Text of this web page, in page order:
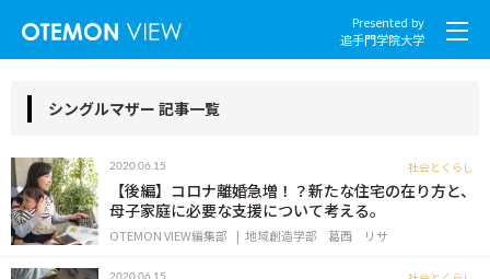
Presented by
追手門学院大学
社会とくらし
グローバル
シングルマザー 記事一覧
2020.06.15 社会とくらし
【後編】コロナ離婚急増！？新たな住宅の在り方と、
母子家庭に必要な支援について考える。
OTEMON VIEW編集部 地域創造学部 葛西 リサ
2020.06.15